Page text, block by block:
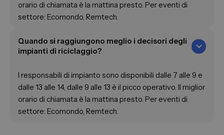
orario di chiamata è la mattina presto. Per eventi di
settore: Ecomondo, Remtech.
Quando si raggiungono meglio i decisori degli
impianti di riciclaggio?
I responsabili di impianto sono disponibili dalle 7 alle 9 e
dalle 13 alle 14, dalle 9 alle 13 è il picco operativo. Il miglior
orario di chiamata è la mattina presto. Per eventi di
settore: Ecomondo, Remtech.